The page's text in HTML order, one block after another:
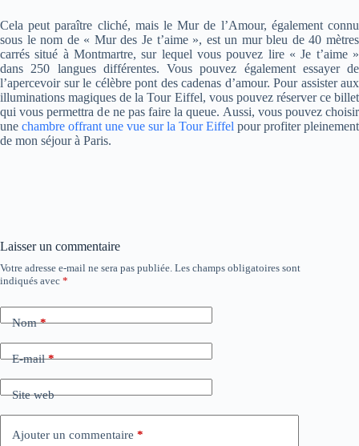
Cela peut paraître cliché, mais le Mur de l’Amour, également connu
sous le nom de « Mur des Je t’aime », est un mur bleu de 40 mètres
carrés situé à Montmartre, sur lequel vous pouvez lire « Je t’aime »
dans 250 langues différentes. Vous pouvez également essayer de
l’apercevoir sur le célèbre pont des cadenas d’amour. Pour assister aux
illuminations magiques de la Tour Eiffel, vous pouvez réserver ce billet
qui vous permettra de ne pas faire la queue. Aussi, vous pouvez choisir
une chambre offrant une vue sur la Tour Eiffel pour profiter pleinement
de mon séjour à Paris.
Laisser un commentaire
Votre adresse e-mail ne sera pas publiée. Les champs obligatoires sont
indiqués avec *
Nom*
E-mail*
Site web
Ajouter un commentaire *